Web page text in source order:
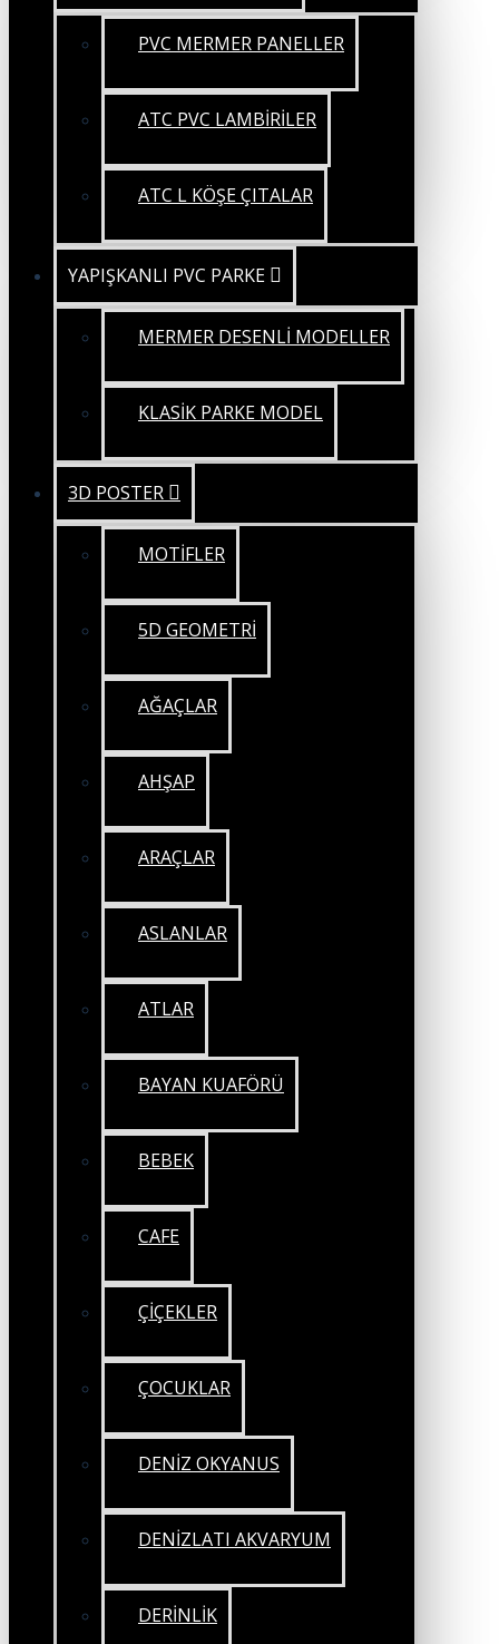
PVC MERMER PANELLER
ATC PVC LAMBİRİLER
ATC L KÖŞE ÇITALAR
YAPIŞKANLI PVC PARKE
MERMER DESENLİ MODELLER
KLASİK PARKE MODEL
3D POSTER
MOTİFLER
5D GEOMETRİ
AĞAÇLAR
AHŞAP
ARAÇLAR
ASLANLAR
ATLAR
BAYAN KUAFÖRÜ
BEBEK
CAFE
ÇİÇEKLER
ÇOCUKLAR
DENİZ OKYANUS
DENİZLATI AKVARYUM
DERİNLİK